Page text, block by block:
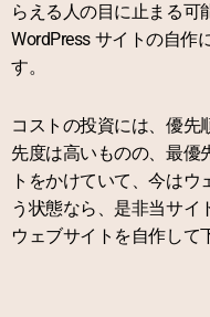
らえる人の目に止まる可
WordPress サイトの自作
す。
コストの投資には、優先
先度は高いものの、最優
トをかけていて、今は
う状態なら、是非当サイ
ウェブサイトを自作して